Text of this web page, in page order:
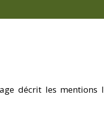
décrit les mentions